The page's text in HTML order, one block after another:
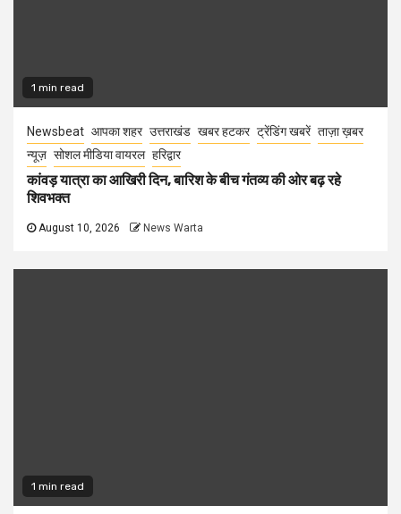
1 min read
Newsbeat आपका शहर उत्तराखंड खबर हटकर ट्रेंडिंग खबरें ताज़ा ख़बर
न्यूज़ सोशल मीडिया वायरल हरिद्वार
कांवड़ यात्रा का आखिरी दिन, बारिश के बीच गंतव्य की ओर बढ़ रहे
शिवभक्त
August 10, 2026 News Warta
1 min read